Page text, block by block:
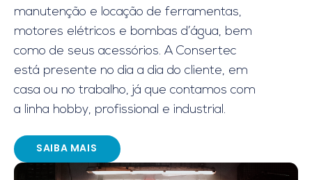
manutenção e locação de ferramentas,
motores elétricos e bombas d’água, bem
como de seus acessórios. A Consertec
está presente no dia a dia do cliente, em
casa ou no trabalho, já que contamos com
a linha hobby, profissional e industrial.
SAIBA MAIS